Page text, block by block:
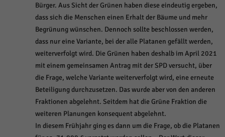
Bürger. Aus Sicht der Grünen haben diese eindeutig ergeben,
dass sich die Menschen einen Erhalt der Bäume und mehr
Begrünung wünschen. Dennoch sollte beschlossen werden,
dass nur eine Variante, bei der alle Platanen gefällt werden,
weiterverfolgt wird. Die Grünen haben deshalb im April 2021
mit einem gemeinsamen Antrag mit der SPD versucht, über
die Frage, welche Variante weiterverfolgt wird, eine erneute
Beteiligung durchzusetzen. Das wurde aber von den anderen
Fraktionen abgelehnt. Seitdem hat die Grüne Fraktion die
weiteren Planungen konsequent abgelehnt.
In diesem Frühjahr ging es dann um die Frage, ob die Platanen